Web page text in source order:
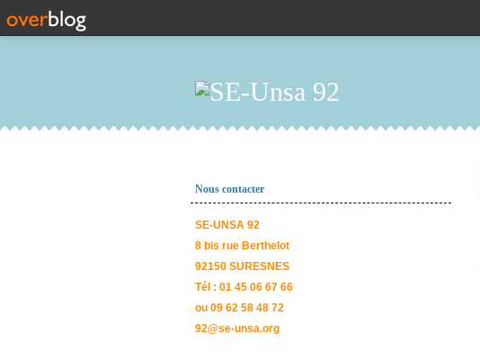
Nous contacter
SE-UNSA 92
8 bis rue Berthelot
92150 SURESNES
Tél : 01 45 06 67 66
ou 09 62 58 48 72
92@se-unsa.org